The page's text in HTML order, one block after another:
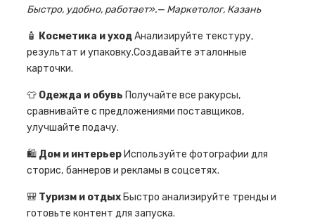
Быстро, удобно, работает».— Маркетолог, Казань
🧴 Косметика и уходАнализируйте текстуру,
результат и упаковку.Создавайте эталонные
карточки.
👕 Одежда и обувь Получайте все ракурсы,
сравнивайте с предложениями поставщиков,
улучшайте подачу.
🛍️ Дом и интерьерИспользуйте фотографии для
сторис, баннеров и рекламы в соцсетях.
🎒 Туризм и отдыхБыстро анализируйте тренды и
готовьте контент для запуска.